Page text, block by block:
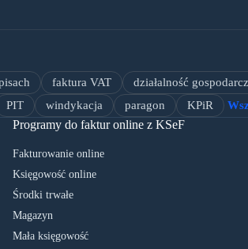
faktura VAT działalność
PIT windykacja paragon KPiR
Programy do faktur online z KSeF
Fakturowanie online
Księgowość online
Środki trwałe
Magazyn
Mała księgowość